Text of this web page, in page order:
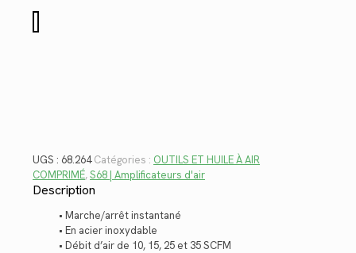
de
UGS : 68.264 Catégories : OUTILS ET HUILE À AIR
COMPRIMÉ,S68 | Amplificateurs d'air
Description
• Marche/arrêt instantané
• En acier inoxydable
• Débit d’air de 10, 15, 25 et 35 SCFM